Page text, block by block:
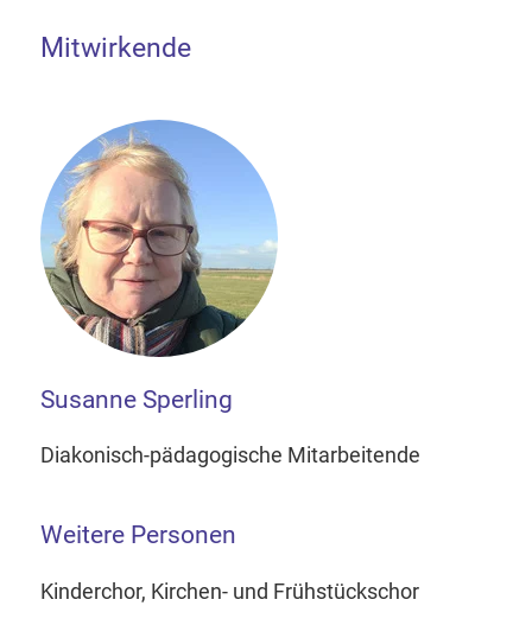
Mitwirkende
Susanne Sperling
Diakonisch-pädagogische Mitarbeitende
Weitere Personen
Kinderchor, Kirchen- und Frühstückschor